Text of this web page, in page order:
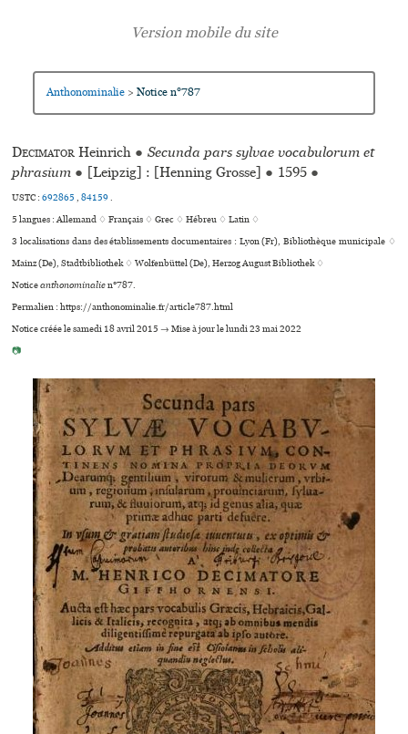
Anthonominalie > Notice n°787
Decimator Heinrich ● Secunda pars sylvae vocabulorum et
phrasium ● [Leipzig] : [Henning Grosse] ● 1595 ●
USTC :692865,84159.
5 langues :Allemand ♢Français ♢Grec ♢Hébreu ♢Latin ♢
3 localisations dans des établissements documentaires : Lyon (Fr), Bibliothèque muni­ci­pale ♢
Mainz (De), Stadtbibliothek ♢ Wolfenbüttel (De), Herzog August Bibliothek ♢
Noticeanthonominalien°787.
Permalien : https://anthonominalie.fr/article787.html
Notice créée le samedi 18 avril 2015 → Mise à jour le lundi 23 mai 2022
📷